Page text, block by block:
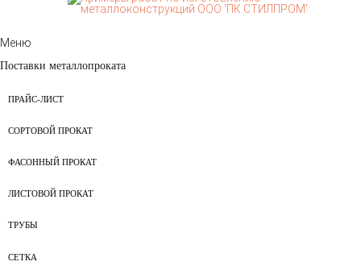
Меню
Поставки металлопроката
ПРАЙС-ЛИСТ
СОРТОВОЙ ПРОКАТ
ФАСОННЫЙ ПРОКАТ
ЛИСТОВОЙ ПРОКАТ
ТРУБЫ
СЕТКА